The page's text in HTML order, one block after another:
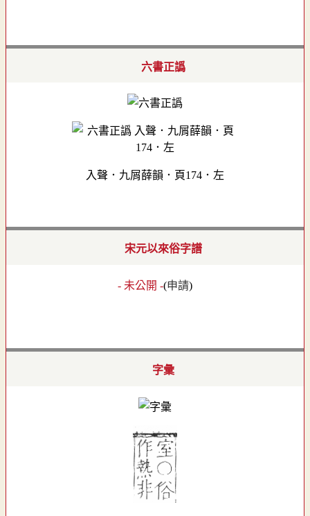
六書正譌
入聲．九屑薛韻．頁174．左
宋元以來俗字譜
- 未公開 -(申請)
字彙